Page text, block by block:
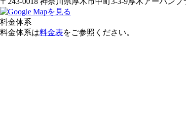
料金体系
料金体系は料金表をご参照ください。